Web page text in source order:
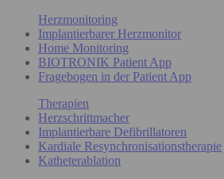
Herzmonitoring
Implantierbarer Herzmonitor
Home Monitoring
BIOTRONIK Patient App
Fragebogen in der Patient App
Therapien
Herzschrittmacher
Implantierbare Defibrillatoren
Kardiale Resynchronisationstherapie
Katheterablation